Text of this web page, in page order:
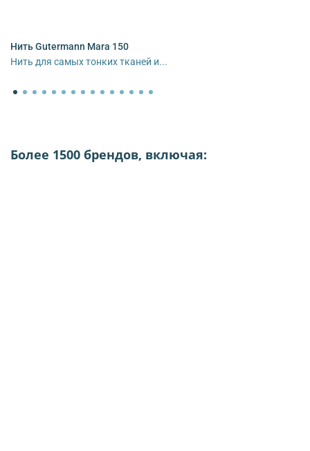
Нить Gutermann Mara 150
Нить для самых тонких тканей и...
Более 1500 брендов, включая: